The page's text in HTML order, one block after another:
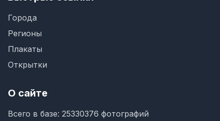
Города
Регионы
Плакаты
Открытки
О сайте
Всего в базе: 25330376 фотографий